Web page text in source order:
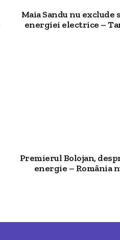
Maia Sandu nu exclude
energiei electrice –
Premierul Bolojan,
energie – România